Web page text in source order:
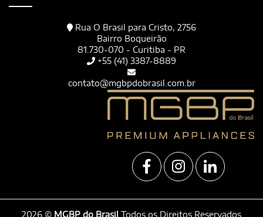
Rua O Brasil para Cristo, 2756
Bairro Boqueirão
81.730-070 - Curitiba - PR
+55 (41) 3387-8889
contato@mgbpdobrasil.com.br
2026 © MGBP do Brasil Todos os Direitos Reservados